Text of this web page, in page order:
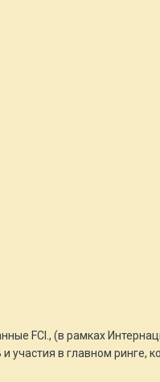
FCI., (в рамках
участия в главном ринге,